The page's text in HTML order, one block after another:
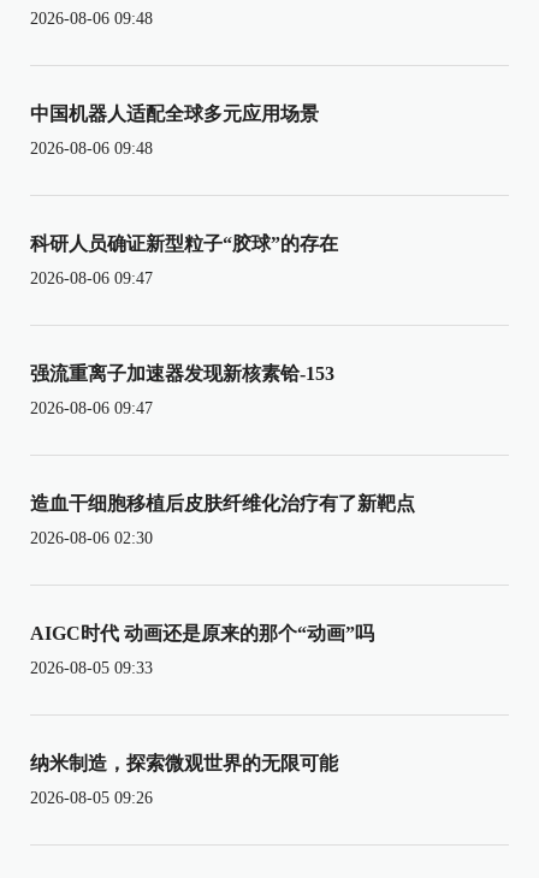
2026-08-06 09:48
中国机器人适配全球多元应用场景
2026-08-06 09:48
科研人员确证新型粒子“胶球”的存在
2026-08-06 09:47
强流重离子加速器发现新核素铪-153
2026-08-06 09:47
造血干细胞移植后皮肤纤维化治疗有了新靶点
2026-08-06 02:30
AIGC时代 动画还是原来的那个“动画”吗
2026-08-05 09:33
纳米制造，探索微观世界的无限可能
2026-08-05 09:26